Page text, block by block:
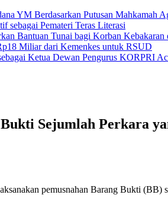
YM Berdasarkan Putusan Mahkamah
sebagai Pemateri Teras Literasi
Bantuan Tunai bagi Korban
Miliar dari Kemenkes untuk RSUD
Ketua Dewan Pengurus KORPRI
Sejumlah Perkara
pemusnahan Barang Bukti